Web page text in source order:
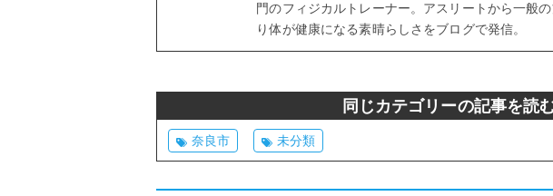
門のフィジカルトレーナー。アスリートから一般
り体が健康になる素晴らしさをブログで発信。
同じカテゴリーの記事を読
奈良市 未分類